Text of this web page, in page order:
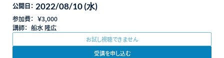
公開日： 2022/08/10 (水)
参加費： ￥3,000
講師： 船水 隆広
お試し視聴できません
受講を申し込む